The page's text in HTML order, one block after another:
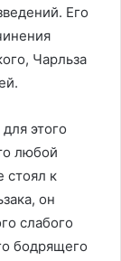
Его
Чарльза
этого
любой
стоял к
он
слабого
бодрящего